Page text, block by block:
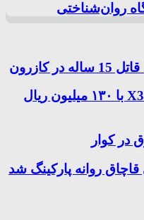
روان‌شناختی
توقیف خودروی ام‌وی‌ام X33 با ۱۳۰ میلیون ریال
در کوار